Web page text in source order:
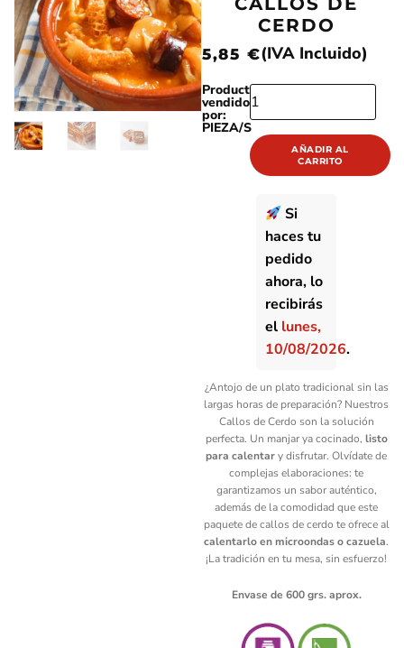
CERDO
5,85 €(IVA Incluido)
Producto
vendido
por:
PIEZA/S
CALLOS
DE
CERDO
CANTIDAD
AÑADIR AL
CARRITO
Si
haces tu
pedido
ahora, lo
recibirás
el lunes,
10/08/2026.
¿Antojo de un plato tradicional sin las
largas horas de preparación? Nuestros
Callos de Cerdo son la solución
perfecta. Un manjar ya cocinado, listo
para calentary disfrutar. Olvídate de
complejas elaboraciones: te
garantizamos un sabor auténtico,
además de la comodidad que este
paquete de callos de cerdo te ofrece al
calentarlo en microondas o cazuela.
¡La tradición en tu mesa, sin esfuerzo!
Envase de 600 grs. aprox.